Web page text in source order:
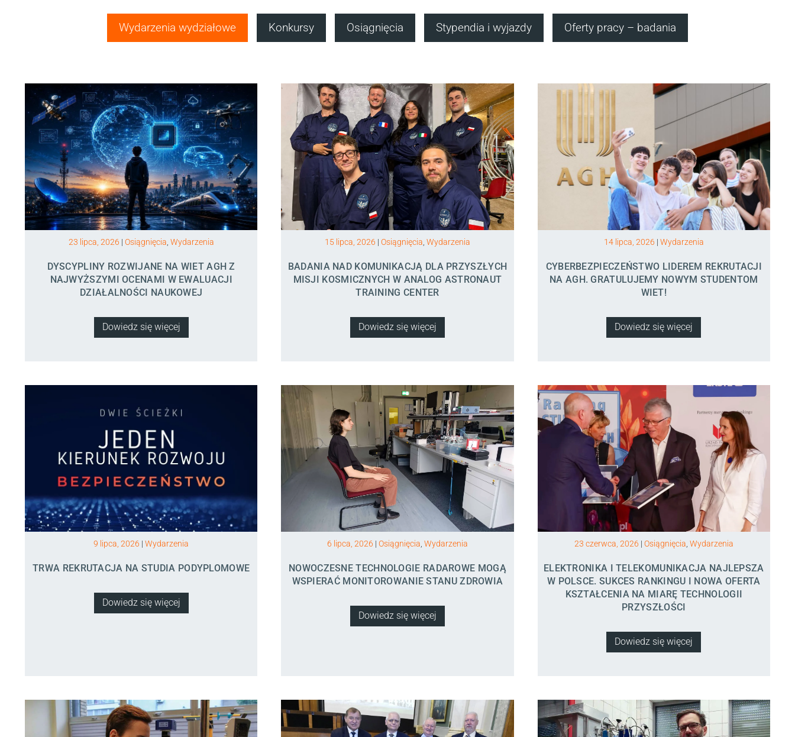
Wydarzenia wydziałowe Konkursy Osiągnięcia Stypendia i wyjazdy Oferty pracy – badania
23 lipca, 2026 | Osiągnięcia Wydarzenia
DYSCYPLINY ROZWIJANE NA WIET AGH Z
NAJWYŻSZYMI OCENAMI W EWALUACJI
DZIAŁALNOŚCI NAUKOWEJ
Dowiedz się więcej
15 lipca, 2026 | Osiągnięcia Wydarzenia
BADANIA NAD KOMUNIKACJĄ DLA PRZYSZŁYCH
MISJI KOSMICZNYCH W ANALOG ASTRONAUT
TRAINING CENTER
Dowiedz się więcej
14 lipca, 2026 | Wydarzenia
CYBERBEZPIECZEŃSTWO LIDEREM REKRUTACJI
NA AGH. GRATULUJEMY NOWYM STUDENTOM
WIET!
Dowiedz się więcej
9 lipca, 2026 | Wydarzenia
TRWA REKRUTACJA NA STUDIA PODYPLOMOWE
Dowiedz się więcej
6 lipca, 2026 | Osiągnięcia Wydarzenia
NOWOCZESNE TECHNOLOGIE RADAROWE MOGĄ
WSPIERAĆ MONITOROWANIE STANU ZDROWIA
Dowiedz się więcej
23 czerwca, 2026 | Osiągnięcia Wydarzenia
ELEKTRONIKA I TELEKOMUNIKACJA NAJLEPSZA
W POLSCE. SUKCES RANKINGU I NOWA OFERTA
KSZTAŁCENIA NA MIARĘ TECHNOLOGII
PRZYSZŁOŚCI
Dowiedz się więcej